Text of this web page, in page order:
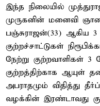
இந்த நிலையில்
முருகனின் மனைவி
பஞ்சுராஜன்(33) ஆகிய 3
குற்றச்சாட்டுகள்
நேற்று குற்றவாளிகள்
குற்றத்திற்காக ஆயுள்
அபராதமும் விதித்து
வழக்கின் இரண்டாவது